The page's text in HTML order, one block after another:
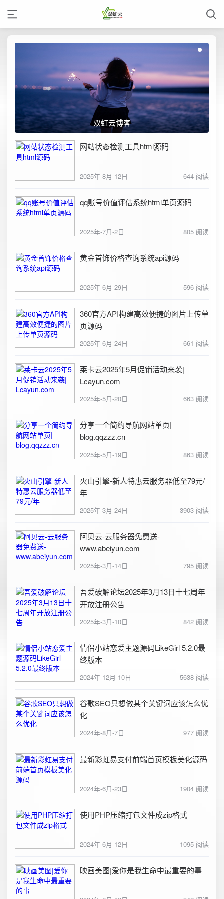
双虹云博客
网站状态检测工具html源码
2025年-8月-12日 644 阅读
qq账号价值评估系统html单页源码
2025年-7月-2日 805 阅读
黄金首饰价格查询系统api源码
2025年-6月-29日 596 阅读
360官方API构建高效便捷的图片上传单
页源码
2025年-6月-24日 661 阅读
莱卡云2025年5月促销活动来袭|
Lcayun.com
2025年-5月-20日 663 阅读
分享一个简约导航网站单页|
blog.qqzzz.cn
2025年-5月-19日 863 阅读
火山引擎-新人特惠云服务器低至79元/
年
2025年-3月-24日 3903 阅读
阿贝云-云服务器免费送-
www.abeiyun.com
2025年-3月-14日 795 阅读
吾爱破解论坛2025年3月13日十七周年
开放注册公告
2025年-3月-10日 842 阅读
情侣小站恋爱主题源码LikeGirl 5.2.0最
终版本
2024年-12月-10日 5638 阅读
谷歌SEO只想做某个关键词应该怎么优
化
2024年-8月-7日 977 阅读
最新彩虹易支付前端首页模板美化源码
2024年-6月-23日 1904 阅读
使用PHP压缩打包文件成zip格式
2024年-6月-12日 1095 阅读
映画美图|爱你是我生命中最重要的事